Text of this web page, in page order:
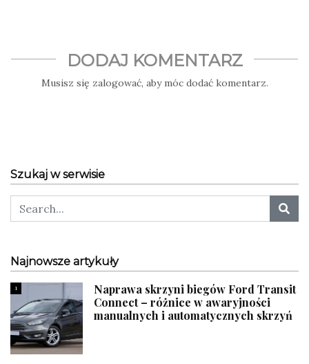
DODAJ KOMENTARZ
Musisz się zalogować, aby móc dodać komentarz.
Szukaj w serwisie
Najnowsze artykuły
1
Naprawa skrzyni biegów Ford Transit
Connect – różnice w awaryjności
manualnych i automatycznych skrzyń